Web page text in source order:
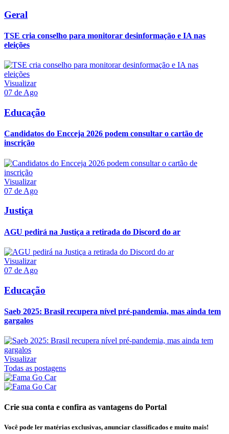
Geral
TSE cria conselho para monitorar desinformação e IA nas
eleições
Visualizar
07 de Ago
Educação
Candidatos do Encceja 2026 podem consultar o cartão de
inscrição
Visualizar
07 de Ago
Justiça
AGU pedirá na Justiça a retirada do Discord do ar
Visualizar
07 de Ago
Educação
Saeb 2025: Brasil recupera nível pré-pandemia, mas ainda tem
gargalos
Visualizar
Todas as postagens
Crie sua conta e confira as vantagens do Portal
Você pode ler matérias exclusivas, anunciar classificados e muito mais!